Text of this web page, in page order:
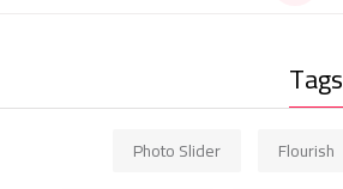
Tags
Flourish
Photo Slider